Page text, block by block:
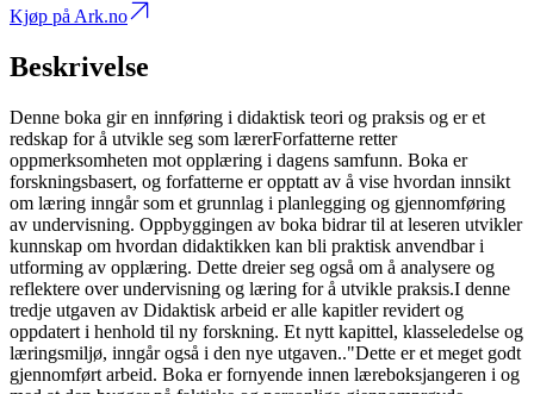
Kjøp på Ark.no
Beskrivelse
Denne boka gir en innføring i didaktisk teori og praksis og er et
redskap for å utvikle seg som lærerForfatterne retter
oppmerksomheten mot opplæring i dagens samfunn. Boka er
forskningsbasert, og forfatterne er opptatt av å vise hvordan innsikt
om læring inngår som et grunnlag i planlegging og gjennomføring
av undervisning. Oppbyggingen av boka bidrar til at leseren utvikler
kunnskap om hvordan didaktikken kan bli praktisk anvendbar i
utforming av opplæring. Dette dreier seg også om å analysere og
reflektere over undervisning og læring for å utvikle praksis.I denne
tredje utgaven av Didaktisk arbeid er alle kapitler revidert og
oppdatert i henhold til ny forskning. Et nytt kapittel, klasseledelse og
læringsmiljø, inngår også i den nye utgaven.."Dette er et meget godt
gjennomført arbeid. Boka er fornyende innen læreboksjangeren i og